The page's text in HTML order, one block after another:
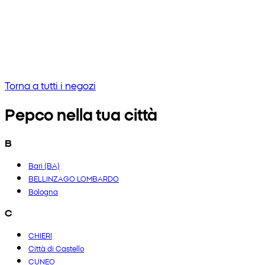
Torna a tutti i negozi
Pepco nella tua città
B
Bari (BA)
BELLINZAGO LOMBARDO
Bologna
C
CHIERI
Città di Castello
CUNEO